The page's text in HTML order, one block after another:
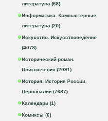
литература (68)
Информатика. Компьютерные
литература (20)
Искусство. Искусствоведение
(4078)
Исторический роман.
Приключения (2091)
История. История России.
Персоналии (7687)
Календари (1)
Комиксы (6)